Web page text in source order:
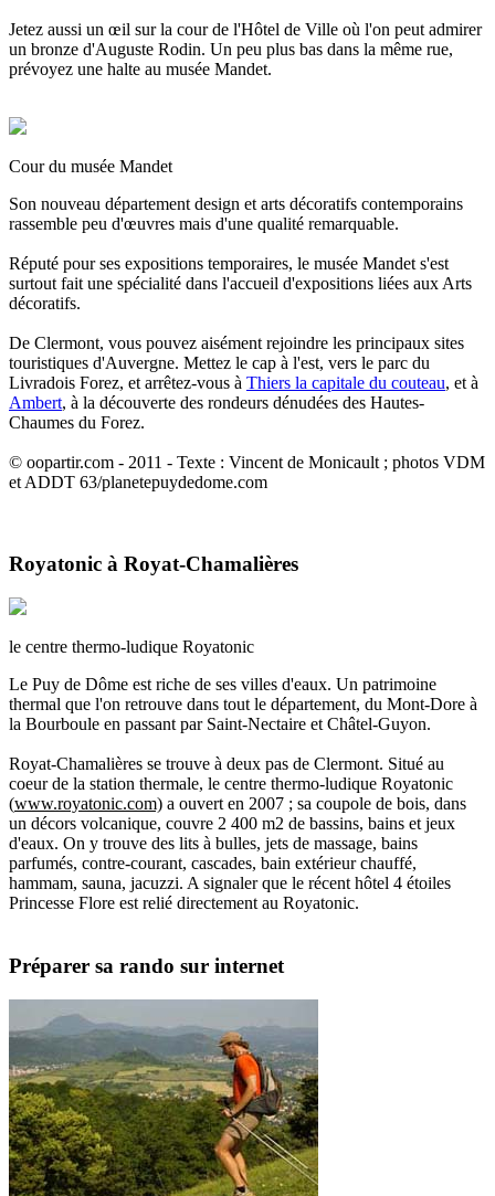
Jetez aussi un œil sur la cour de l'Hôtel de Ville où l'on peut admirer
un bronze d'Auguste Rodin. Un peu plus bas dans la même rue,
prévoyez une halte au musée Mandet.
Cour du musée Mandet
Son nouveau département design et arts décoratifs contemporains
rassemble peu d'œuvres mais d'une qualité remarquable.
Réputé pour ses expositions temporaires, le musée Mandet s'est
surtout fait une spécialité dans l'accueil d'expositions liées aux Arts
décoratifs.
De Clermont, vous pouvez aisément rejoindre les principaux sites
touristiques d'Auvergne. Mettez le cap à l'est, vers le parc du
Livradois Forez, et arrêtez-vous à Thiers la capitale du couteau, et à
Ambert, à la découverte des rondeurs dénudées des Hautes-
Chaumes du Forez.
© oopartir.com - 2011 - Texte : Vincent de Monicault ; photos VDM
et ADDT 63/planetepuydedome.com
Royatonic à Royat-Chamalières
le centre thermo-ludique Royatonic
Le Puy de Dôme est riche de ses villes d'eaux. Un patrimoine
thermal que l'on retrouve dans tout le département, du Mont-Dore à
la Bourboule en passant par Saint-Nectaire et Châtel-Guyon.
Royat-Chamalières se trouve à deux pas de Clermont. Situé au
coeur de la station thermale, le centre thermo-ludique Royatonic
(www.royatonic.com) a ouvert en 2007 ; sa coupole de bois, dans
un décors volcanique, couvre 2 400 m2 de bassins, bains et jeux
d'eaux. On y trouve des lits à bulles, jets de massage, bains
parfumés, contre-courant, cascades, bain extérieur chauffé,
hammam, sauna, jacuzzi. A signaler que le récent hôtel 4 étoiles
Princesse Flore est relié directement au Royatonic.
Préparer sa rando sur internet